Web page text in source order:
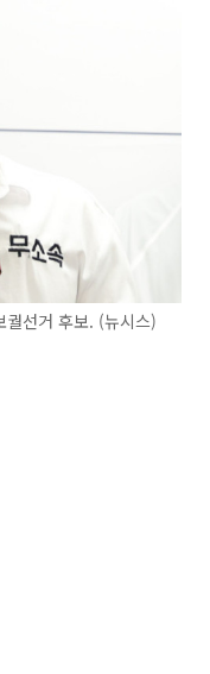
선거 후보. (뉴시스)